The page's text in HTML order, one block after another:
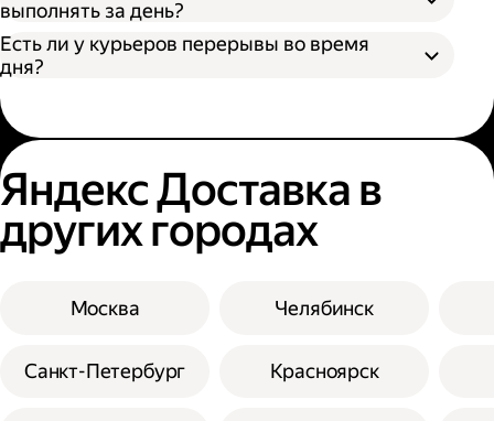
выполнять за день?
Есть ли у курьеров перерывы во время
дня?
Яндекс Доставка в
других городах
Москва
Санкт-Петербург
Челябинск
Красноярск